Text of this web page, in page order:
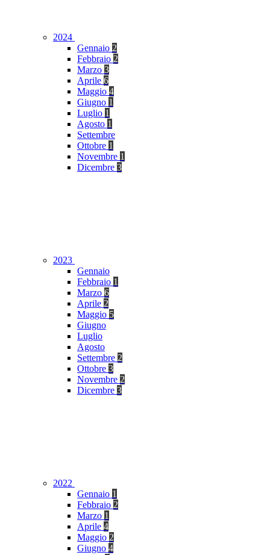
2024
Gennaio 2
Febbraio 2
Marzo 3
Aprile 6
Maggio 4
Giugno 1
Luglio 1
Agosto 1
Settembre
Ottobre 1
Novembre 1
Dicembre 3
2023
Gennaio
Febbraio 1
Marzo 6
Aprile 2
Maggio 5
Giugno
Luglio
Agosto
Settembre 2
Ottobre 3
Novembre 2
Dicembre 3
2022
Gennaio 1
Febbraio 2
Marzo 1
Aprile 4
Maggio 2
Giugno 4